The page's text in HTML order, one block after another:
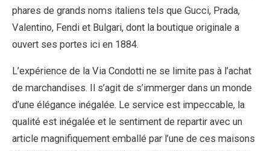
phares de grands noms italiens tels que Gucci, Prada,
Valentino, Fendi et Bulgari, dont la boutique originale a
ouvert ses portes ici en 1884.
L’expérience de la Via Condotti ne se limite pas à l’achat
de marchandises. Il s’agit de s’immerger dans un monde
d’une élégance inégalée. Le service est impeccable, la
qualité est inégalée et le sentiment de repartir avec un
article magnifiquement emballé par l’une de ces maisons